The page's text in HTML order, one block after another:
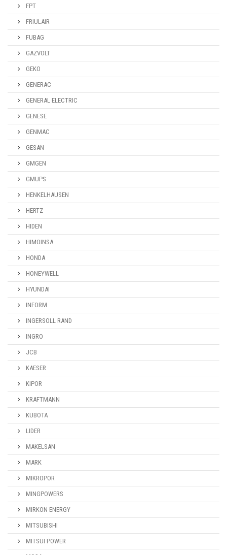
FPT
FRIULAIR
FUBAG
GAZVOLT
GEKO
GENERAC
GENERAL ELECTRIC
GENESE
GENMAC
GESAN
GMGEN
GMUPS
HENKELHAUSEN
HERTZ
HIDEN
HIMOINSA
HONDA
HONEYWELL
HYUNDAI
INFORM
INGERSOLL RAND
INGRO
JCB
KAESER
KIPOR
KRAFTMANN
KUBOTA
LIDER
MAKELSAN
MARK
MIKROPOR
MINGPOWERS
MIRKON ENERGY
MITSUBISHI
MITSUI POWER